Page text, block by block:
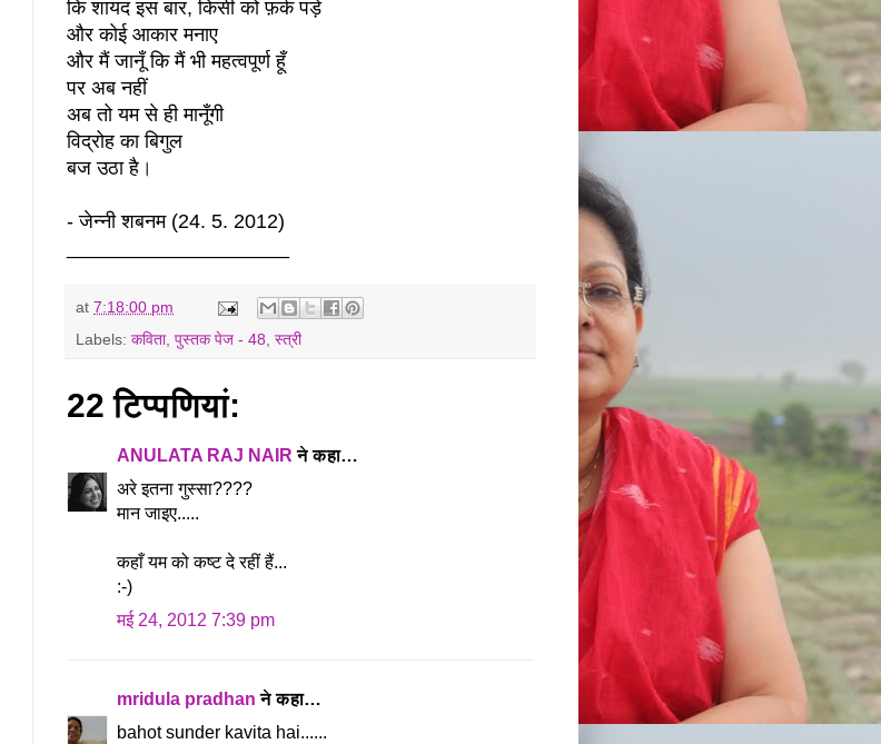
कि शायद इस बार,किसी को फ़र्क पड़े
और कोई आकार मनाए
और मैं जानूँ किमैं भी महत्वपूर्ण हूँ
पर अब नहीं
अब तो यम से ही मानूँगी
विद्रोह का बिगुल
बज उठा है ।
- जेन्नी शबनम (24. 5. 2012)
at 7:18:00 pm
Labels: कविता, पुस्तक पेज - 48, स्त्री
22 टिप्‍पणियां:
ANULATA RAJ NAIR ने कहा…
अरे इतना गुस्सा????
मान जाइए.....
कहाँ यम को कष्ट दे रहीं हैं...
:-)
मई 24, 2012 7:39 pm
mridula pradhan ने कहा…
bahot sunder kavita hai......